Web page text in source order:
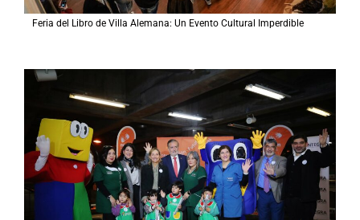
Feria del Libro de Villa Alemana: Un Evento Cultural Imperdible